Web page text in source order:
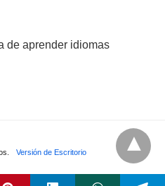
de aprender idiomas
Versión de Escritorio